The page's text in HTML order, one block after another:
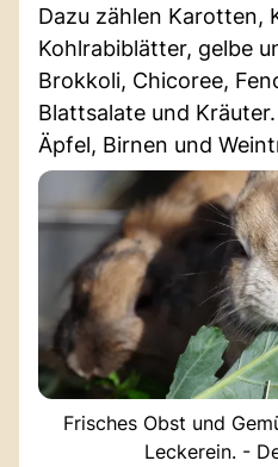
Dazu zählen Karotten,
Kohlrabiblätter, gelbe
Brokkoli, Chicoree,
Blattsalate und
Äpfel, Birnen und
Frisches Obst und
Leckerein. -